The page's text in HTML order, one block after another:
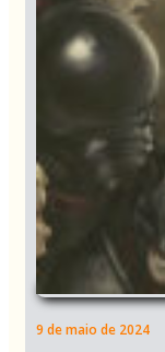
9 de maio de 2024